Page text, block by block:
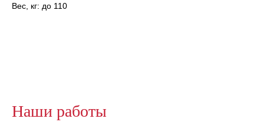
Вес, кг: до 110
Наши работы